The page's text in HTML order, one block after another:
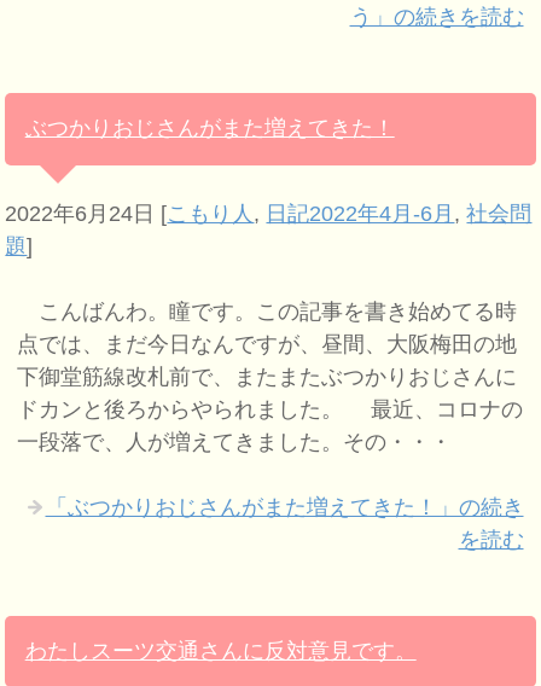
う」の続きを読む
ぶつかりおじさんがまた増えてきた！
2022年6月24日 [こもり人 , 日記2022年4月-6月 ,社会問
題]
こんばんわ。瞳です。この記事を書き始めてる時
点では、まだ今日なんですが、昼間、大阪梅田の地
下御堂筋線改札前で、またまたぶつかりおじさんに
ドカンと後ろからやられました。 最近、コロナの
一段落で、人が増えてきました。その・・・
「ぶつかりおじさんがまた増えてきた！」の続き
を読む
わたしスーツ交通さんに反対意見です。